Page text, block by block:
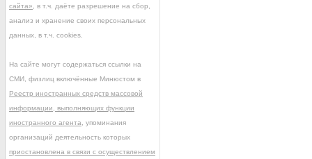
сайта» , в т.ч. даёте разрешение на сбор,
анализ и хранение своих персональных
данных, в т.ч. cookies.
На сайте могут содержаться ссылки на
СМИ, физлиц включённые Минюстом в
Реестр иностранных средств массовой
информации, выполняющих функции
иностранного агента , упоминания
организаций деятельность которых
приостановлена в связи с осуществлением